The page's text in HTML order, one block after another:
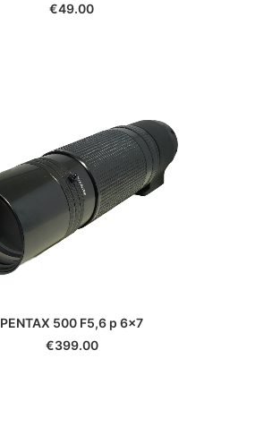
€49.00
PENTAX 500 F5,6 p 6x7
€399.00